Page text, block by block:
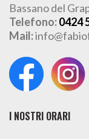
Bassano del
Telefono:0424
Mail:
I NOSTRI ORARI